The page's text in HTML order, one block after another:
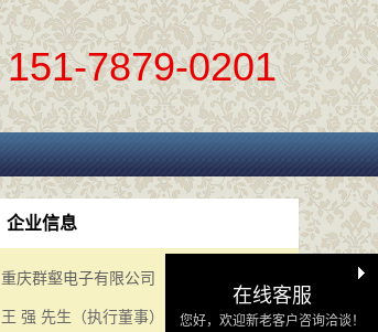
151-7879-0201
企业信息
重庆群壑电子有限公司
王 强 先生（执行董事）
在线客服
您好，欢迎新老客户咨询洽谈！